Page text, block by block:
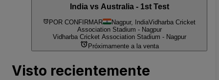
India vs Australia - 1st Test
POR CONFIRMAR Nagpur, IndiaVidharba Cricket
Association Stadium - Nagpur
Vidharba Cricket Association Stadium - Nagpur
Próximamente a la venta
Visto recientemente